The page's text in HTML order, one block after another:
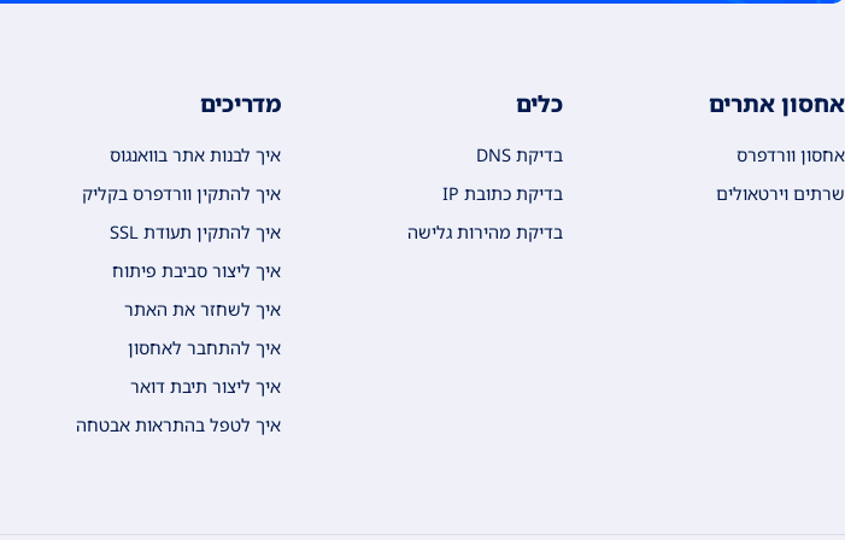
אחסון אתרים
אחסון וורדפרס
שרתים וירטאולים
כלים
בדיקת DNS
בדיקת כתובת IP
בדיקת מהירות גלישה
מדריכים
איך לבנות אתר בוואנגוס
איך להתקין וורדפרס בקליק
איך להתקין תעודת SSL
איך ליצור סביבת פיתוח
איך לשחזר את האתר
איך להתחבר לאחסון
איך ליצור תיבת דואר
איך לטפל בהתראות אבטחה